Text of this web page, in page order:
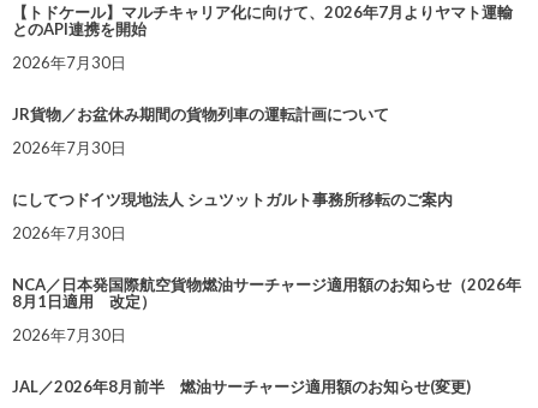
【トドケール】マルチキャリア化に向けて、2026年7月よりヤマト運輸
とのAPI連携を開始
2026年7月30日
JR貨物／お盆休み期間の貨物列車の運転計画について
2026年7月30日
にしてつドイツ現地法人 シュツットガルト事務所移転のご案内
2026年7月30日
NCA／日本発国際航空貨物燃油サーチャージ適用額のお知らせ（2026年
8月1日適用 改定）
2026年7月30日
JAL／2026年8月前半 燃油サーチャージ適用額のお知らせ(変更)